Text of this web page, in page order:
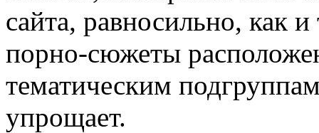
сайта, равносильно, как и
порно-сюжеты
тематическим
упрощает.